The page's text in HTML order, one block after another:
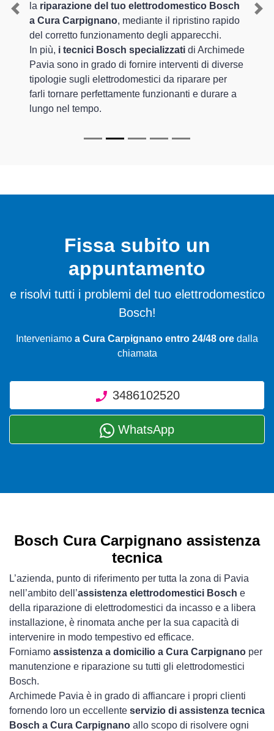
la riparazione del tuo elettrodomestico Bosch
a Cura Carpignano, mediante il ripristino rapido
del corretto funzionamento degli apparecchi.
In più, i tecnici Bosch specializzati di Archimede
Pavia sono in grado di fornire interventi di diverse
tipologie sugli elettrodomestici da riparare per
farli tornare perfettamente funzionanti e durare a
lungo nel tempo.
Previous
Fissa subito un
appuntamento
e risolvi tutti i problemi del tuo elettrodomestico
Bosch!
Interveniamo a Cura Carpignano entro 24/48 ore dalla
chiamata
3486102520
WhatsApp
Bosch Cura Carpignano assistenza
tecnica
L’azienda, punto di riferimento per tutta la zona di Pavia
nell’ambito dell’assistenza elettrodomestici Bosch e
della riparazione di elettrodomestici da incasso e a libera
installazione, è rinomata anche per la sua capacità di
intervenire in modo tempestivo ed efficace.
Forniamo assistenza a domicilio a Cura Carpignano per
manutenzione e riparazione su tutti gli elettrodomestici
Bosch.
Archimede Pavia è in grado di affiancare i propri clienti
fornendo loro un eccellente servizio di assistenza tecnica
Bosch a Cura Carpignano allo scopo di risolvere ogni